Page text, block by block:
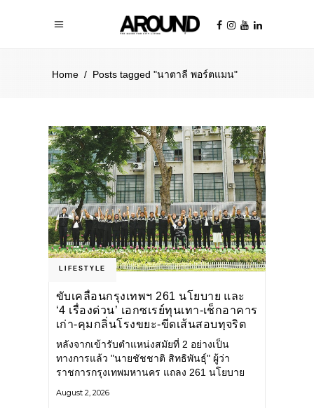
Home / Posts tagged "นาตาลี พอร์ตแมน"
LIFESTYLE
ขับเคลื่อนกรุงเทพฯ 261 นโยบาย และ
‘4 เรื่องด่วน’ เอกซเรย์ทุนเทา-เช็กอาคาร
เก่า-คุมกลิ่นโรงขยะ-ขีดเส้นสอบทุจริต
หลังจากเข้ารับตำแหน่งสมัยที่ 2 อย่างเป็น
ทางการแล้ว "นายชัชชาติ สิทธิพันธุ์" ผู้ว่า
ราชการกรุงเทพมหานคร แถลง 261 นโยบาย
ยุทธศาสตร์ จัดทำตัวชี้วัด
August 2, 2026